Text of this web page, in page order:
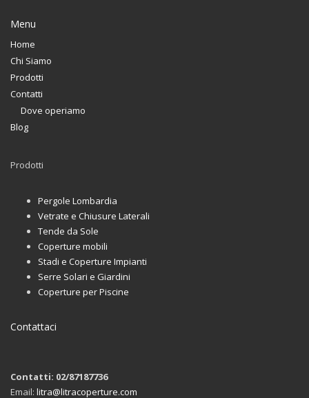
Menu
Home
Chi Siamo
Prodotti
Contatti
Dove operiamo
Blog
Prodotti
Pergole Lombardia
Vetrate e Chiusure Laterali
Tende da Sole
Coperture mobili
Stadi e Coperture Impianti
Serre Solari e Giardini
Coperture per Piscine
Contattaci
Contatti: 02/87187736
Email: litra@litracoperture.com